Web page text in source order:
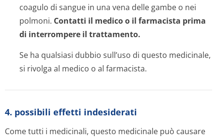
coagulo di sangue in una vena delle gambe o nei
polmoni. Contatti il medico o il farmacista prima
di interrompere il trattamento.
Se ha qualsiasi dubbio sull’uso di questo medicinale,
si rivolga al medico o al farmacista.
4. possibili effetti indesiderati
Come tutti i medicinali, questo medicinale può causare